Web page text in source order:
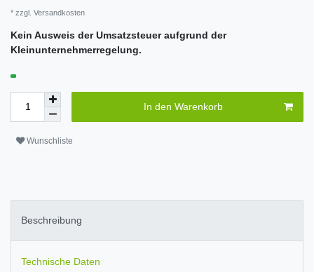
* zzgl. Versandkosten
Kein Ausweis der Umsatzsteuer aufgrund der
Kleinunternehmerregelung.
In den Warenkorb
Wunschliste
Beschreibung
Technische Daten